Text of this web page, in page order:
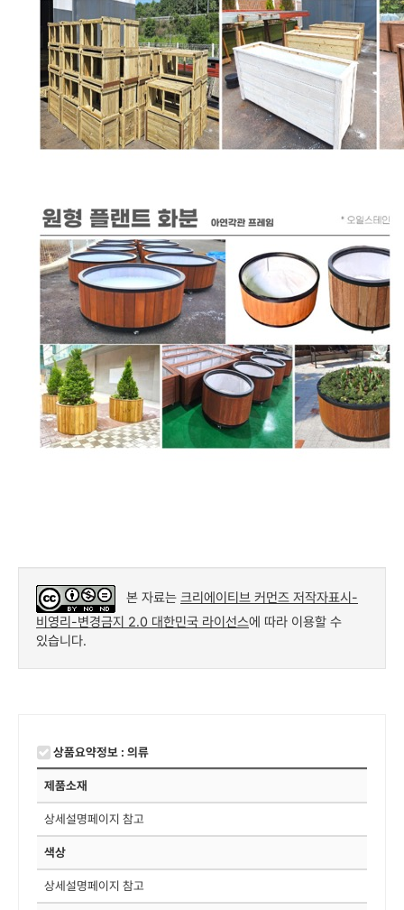
본 자료는 크리에이티브 커먼즈 저작자표시-
비영리-변경금지 2.0 대한민국 라이선스에 따라 이용할 수
있습니다.
상품요약정보 : 의류
제품소재
상세설명페이지 참고
색상
상세설명페이지 참고